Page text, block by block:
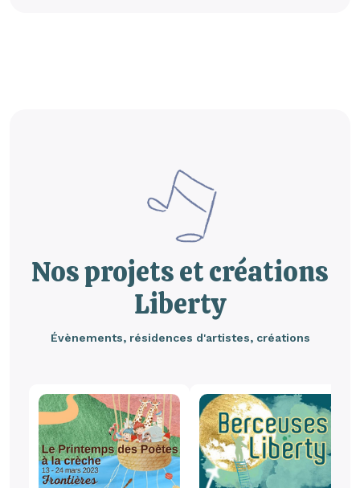
Nos projets et créations
Liberty
Évènements, résidences d'artistes, créations